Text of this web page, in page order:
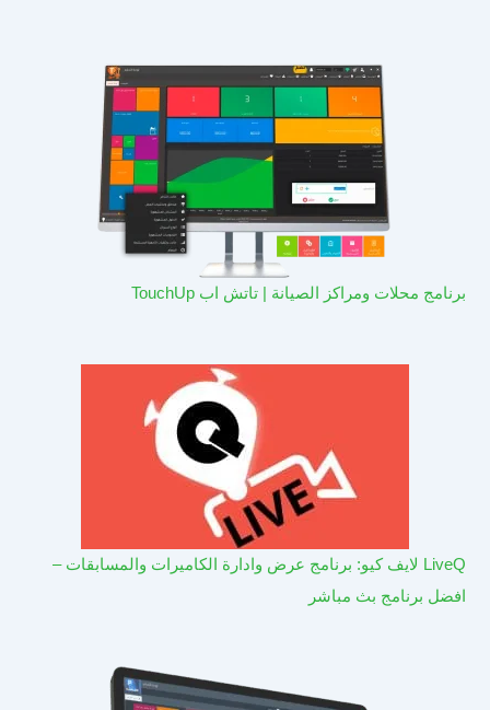
برنامج محلات ومراكز الصيانة | تاتش اب TouchUp
LiveQ لايف كيو: برنامج عرض وادارة الكاميرات والمسابقات –
افضل برنامج بث مباشر